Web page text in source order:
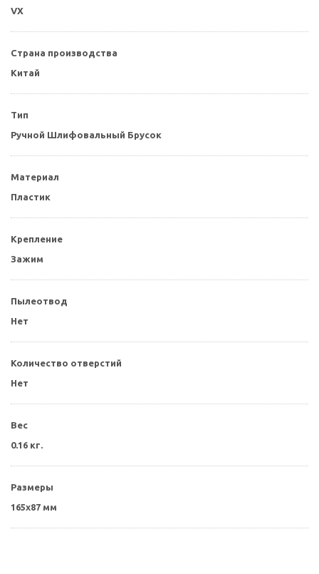
VX
Страна производства
Китай
Тип
Ручной Шлифовальный Брусок
Материал
Пластик
Крепление
Зажим
Пылеотвод
Нет
Количество отверстий
Нет
Вес
0.16 кг.
Размеры
165x87 мм